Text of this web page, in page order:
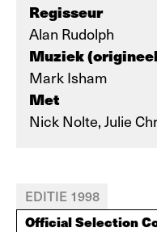
Regisseur
Alan Rudolph
Muziek
Mark Isham
Met
Nick Nolte, Julie
EDITIE 1998
Official Selection